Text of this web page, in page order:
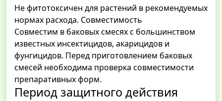
Не фитотоксичен для растений в рекомендуемых
нормах расхода. Совместимость
Совместим в баковых смесях с большинством
известных инсектицидов, акарицидов и
фунгицидов. Перед приготовлением баковых
смесей необходима проверка совместимости
препаративных форм.
Период защитного действия